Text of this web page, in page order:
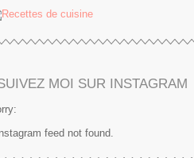
MOI SUR INSTAGRAM
feed not found.